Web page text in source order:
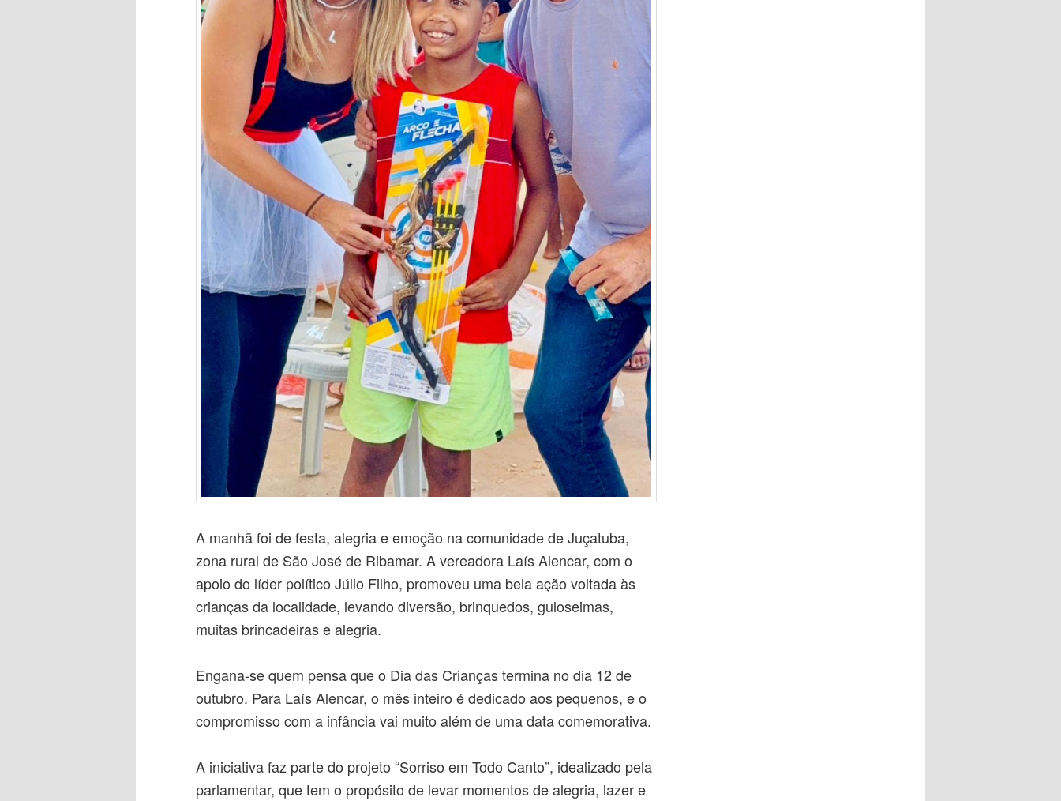
A manhã foi de festa, alegria e emoção na comunidade de Juçatuba,
zona rural de São José de Ribamar. A vereadora Laís Alencar, com o
apoio do líder político Júlio Filho, promoveu uma bela ação voltada às
crianças da localidade, levando diversão, brinquedos, guloseimas,
muitas brincadeiras e alegria.
Engana-se quem pensa que o Dia das Crianças termina no dia 12 de
outubro. Para Laís Alencar, o mês inteiro é dedicado aos pequenos, e o
compromisso com a infância vai muito além de uma data comemorativa.
A iniciativa faz parte do projeto “Sorriso em Todo Canto”, idealizado pela
parlamentar, que tem o propósito de levar momentos de alegria, lazer e